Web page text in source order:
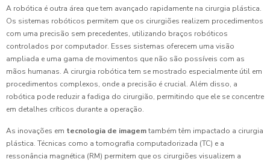
A robótica é outra área que tem avançado rapidamente na cirurgia plástica.
Os sistemas robóticos permitem que os cirurgiões realizem procedimentos
com uma precisão sem precedentes, utilizando braços robóticos
controlados por computador. Esses sistemas oferecem uma visão
ampliada e uma gama de movimentos que não são possíveis com as
mãos humanas. A cirurgia robótica tem se mostrado especialmente útil em
procedimentos complexos, onde a precisão é crucial. Além disso, a
robótica pode reduzir a fadiga do cirurgião, permitindo que ele se concentre
em detalhes críticos durante a operação.
As inovações em tecnologia de imagemtambém têm impactado a cirurgia
plástica. Técnicas como a tomografia computadorizada (TC) e a
ressonância magnética (RM) permitem que os cirurgiões visualizem a